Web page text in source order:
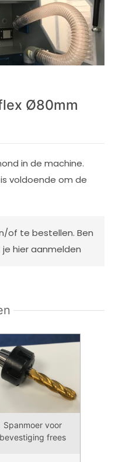
Ø80mm
in de machine.
voldoende om de
of te bestellen. Ben
je hier aanmelden
Spanmoer voor
bevestiging frees